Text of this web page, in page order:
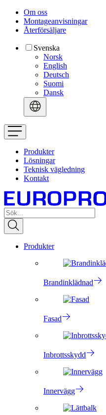
Om oss
Montageanvisningar
Återförsäljare
Svenska
Norsk
English
Deutsch
Suomi
Dansk
Produkter
Lösningar
Teknisk vägledning
Kontakt
Produkter
Brandinklädnad
Fasad
Inbrottsskydd
Innervägg